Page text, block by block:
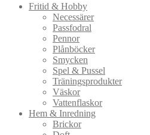
Fritid & Hobby
Necessärer
Passfodral
Pennor
Plånböcker
Smycken
Spel & Pussel
Träningsprodukter
Väskor
Vattenflaskor
Hem & Inredning
Brickor